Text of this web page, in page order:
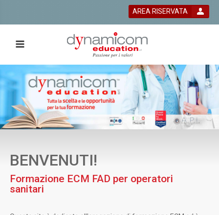
AREA RISERVATA
BENVENUTI!
Formazione ECM FAD per operatori
sanitari